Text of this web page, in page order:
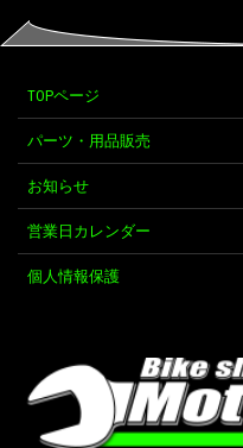
TOPページ
パーツ・用品販売
お知らせ
営業日カレンダー
個人情報保護